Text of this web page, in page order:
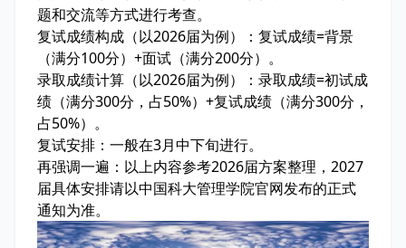
题和交流等方式进行考查。
复试成绩构成（以2026届为例）：复试成绩=背景
（满分100分）+面试（满分200分）。
录取成绩计算（以2026届为例）：录取成绩=初试成
绩（满分300分，占50%）+复试成绩（满分300分，
占50%）。
复试安排：一般在3月中下旬进行。
再强调一遍：以上内容参考2026届方案整理，2027
届具体安排请以中国科大管理学院官网发布的正式
通知为准。